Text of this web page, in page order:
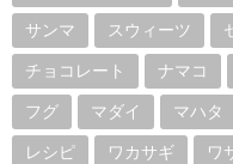
サンマ スウィーツ
チョコレート ナマコ
フグ マダイ マハタ
レシピ ワカサギ ワ